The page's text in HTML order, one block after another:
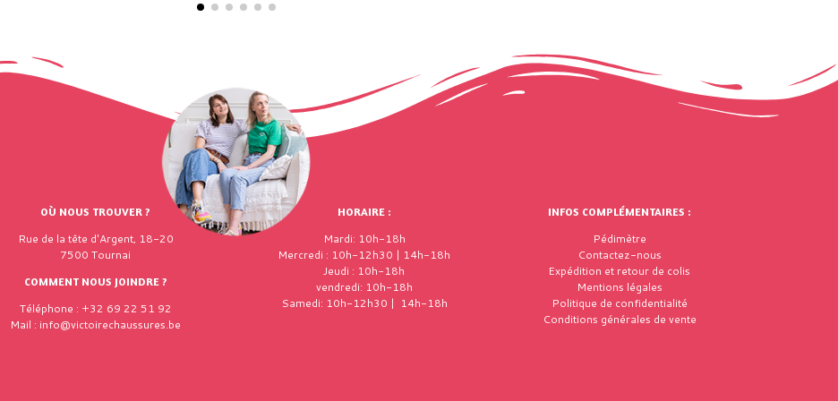
OÙ NOUS TROUVER ?
Rue de la tête d'Argent, 18-20
7500 Tournai
COMMENT NOUS JOINDRE ?
Téléphone : +32 69 22 51 92
Mail : info@victoirechaussures.be
HORAIRE :
Mardi: 10h-18h
Mercredi : 10h-12h30 | 14h-18h
Jeudi : 10h-18h
vendredi: 10h-18h
Samedi: 10h-12h30 | 14h-18h
INFOS COMPLÉMENTAIRES :
Pédimètre
Contactez-nous
Expédition et retour de colis
Mentions légales
Politique de confidentialité
Conditions générales de vente